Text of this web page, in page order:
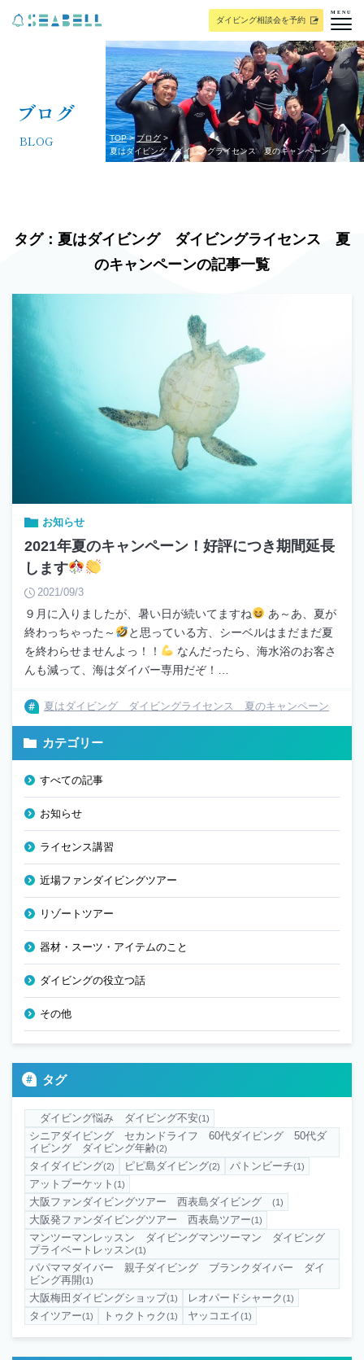
ダイビング相談会を予約
MENU
ブログ
BLOG TOP
ブログ
夏はダイビング ダイビングライセンス 夏のキャンペーン
タグ：夏はダイビング ダイビングライセンス 夏
のキャンペーンの記事一覧
お知らせ
2021年夏のキャンペーン！好評につき期間延長
します
2021/09/3
９月に入りましたが、暑い日が続いてますね
あ～あ、夏が
終わっちゃった～
と思っている方、シーベルはまだまだ夏
を終わらせませんよっ！！
なんだったら、海水浴のお客さ
んも減って、海はダイバー専用だぞ！…
夏はダイビング ダイビングライセンス 夏のキャンペーン
カテゴリー
すべての記事
お知らせ
ライセンス講習
近場ファンダイビングツアー
リゾートツアー
器材・スーツ・アイテムのこと
ダイビングの役立つ話
その他
タグ
ダイビング悩み ダイビング不安(1)
シニアダイビング セカンドライフ 60代ダイビング 50代ダ
イビング ダイビング年齢(2)
タイダイビング(2) ピピ島ダイビング(2) パトンビーチ(1)
アットプーケット (1)
大阪ファンダイビングツアー 西表島ダイビング (1)
大阪発ファンダイビングツアー 西表島ツアー(1)
マンツーマンレッスン ダイビングマンツーマン ダイビング
プライベートレッスン(1)
パパママダイバー 親子ダイビング ブランクダイバー ダイ
ビング再開(1)
大阪梅田ダイビングショップ(1) レオパードシャーク(1)
タイツアー(1) トゥクトゥク(1) ヤッコエイ(1)